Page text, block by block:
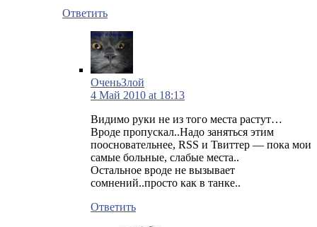
Ответить
ОченьЗлой
4 Май 2010 at 18:13
Видимо руки не из того места растут…
Вроде пропускал..Надо заняться этим
поосновательнее, RSS и Твиттер — пока мои
самые больные, слабые места..
Остальное вроде не вызывает
сомнений..просто как в танке..
Ответить